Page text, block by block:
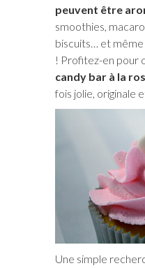
peuvent être
smoothies,
biscuits… et
! Profitez-en pour
candy bar à la
fois jolie, originale
Une simple